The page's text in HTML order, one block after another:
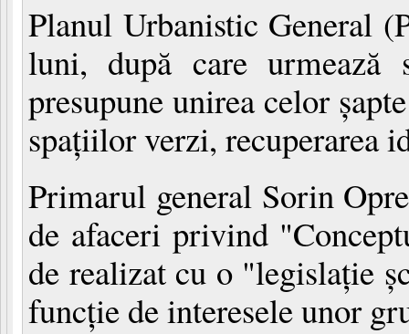
Planul Urbanistic General
luni, după care urmează
presupune unirea celor
spaţiilor verzi, recuperarea
Primarul general Sorin
de afaceri privind
de realizat cu o "legislaţie
funcţie de interesele unor